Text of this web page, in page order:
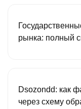
рынка: полный
Dsozondd: как
через схему